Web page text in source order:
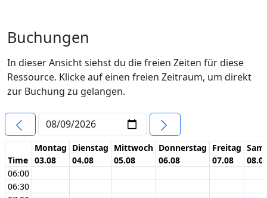
Buchungen
In dieser Ansicht siehst du die freien Zeiten für diese
Ressource. Klicke auf einen freien Zeitraum, um direkt
zur Buchung zu gelangen.
Time
Montag
03.08
Dienstag
04.08
Mittwoch
05.08
Donnerstag
06.08
Freitag
07.08
06:00
06:30